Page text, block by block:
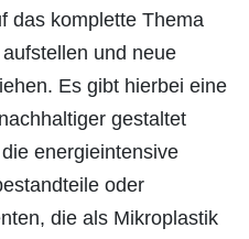
das komplette Thema
und neue
Es gibt hierbei eine
gestaltet
energieintensive
oder
die als Mikroplastik